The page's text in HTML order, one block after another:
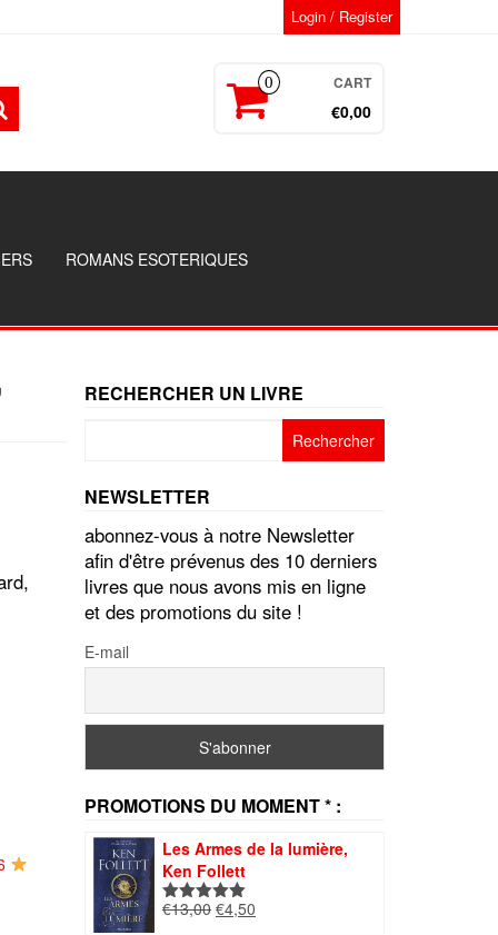
Login / Register
0 CART
€0,00
ROMANS ESOTERIQUES
RECHERCHER UN LIVRE
NEWSLETTER
abonnez-vous à notre Newsletter
afin d'être prévenus des 10 derniers
livres que nous avons mis en ligne
et des promotions du site !
E-mail
PROMOTIONS DU MOMENT * :
Les Armes de la lumière,
Ken Follett
Note5.00
€13,00 Le
€4,50